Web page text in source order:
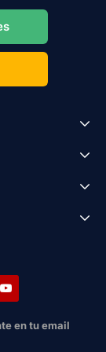
en tu email